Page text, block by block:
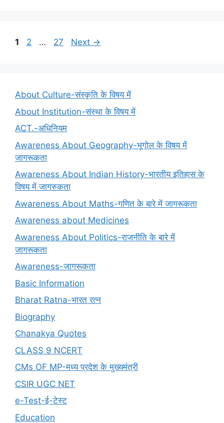
Page
1 Page
2 … Page
27 Next →
About Culture-संस्कृति के विषय में
About Institution-संस्था के विषय में
ACT.-अधिनियम
Awareness About Geography-भूगोल के विषय में
जागरूकता
Awareness About Indian History-भारतीय इतिहास के
विषय में जागरुकता
Awareness About Maths-गणित के बारे में जागरूकता
Awareness about Medicines
Awareness About Politics-राजनीति के बारे में
जागरूकता
Awareness-जागरूकता
Basic Information
Bharat Ratna-भारत रत्न
Biography
Chanakya Quotes
CLASS 9 NCERT
CMs OF MP-मध्य प्रदेश के मुख्यमंत्री
CSIR UGC NET
e-Test-ई-टेस्ट
Education